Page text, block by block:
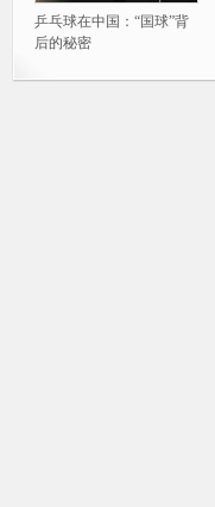
乒乓球在中国：“国球”背
后的秘密